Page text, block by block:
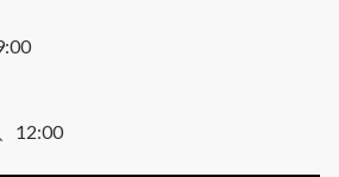
12:00